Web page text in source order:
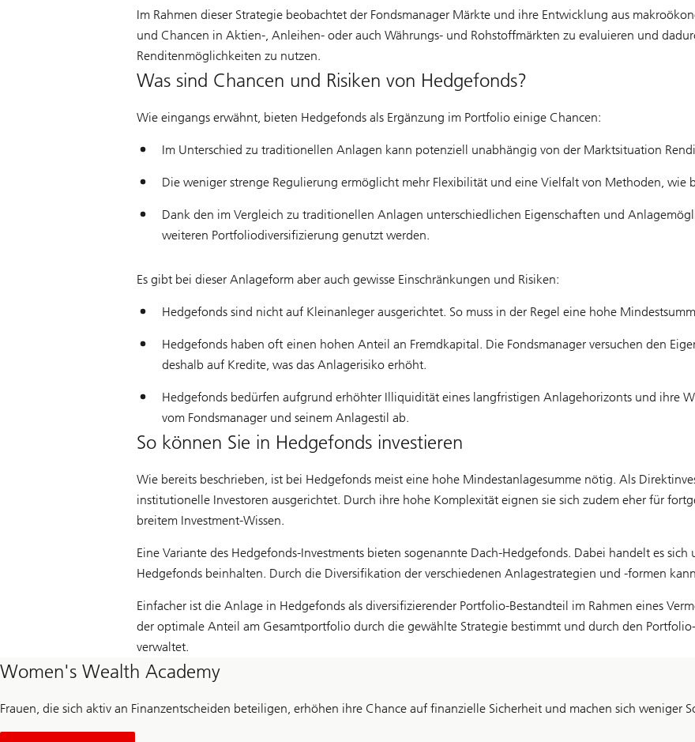
Im Rahmen dieser Strategie beobachtet der Fondsmanager Märkte und ihre Entwicklung aus
und Chancen in Aktien-, Anleihen- oder auch Währungs- und Rohstoffmärkten zu evaluieren und
Renditenmöglichkeiten zu nutzen.
Was sind Chancen und Risiken von Hedgefonds?
Wie eingangs erwähnt, bieten Hedgefonds als Ergänzung im Portfolio einige Chancen:
Im Unterschied zu traditionellen Anlagen kann potenziell unabhängig von der Marktsituation
Die weniger strenge Regulierung ermöglicht mehr Flexibilität und eine Vielfalt von Methoden, wie
Dank den im Vergleich zu traditionellen Anlagen unterschiedlichen Eigenschaften und
weiteren Portfoliodiversifizierung genutzt werden.
Es gibt bei dieser Anlageform aber auch gewisse Einschränkungen und Risiken:
Hedgefonds sind nicht auf Kleinanleger ausgerichtet. So muss in der Regel eine hohe
Hedgefonds haben oft einen hohen Anteil an Fremdkapital. Die Fondsmanager versuchen den
deshalb auf Kredite, was das Anlagerisiko erhöht.
Hedgefonds bedürfen aufgrund erhöhter Illiquidität eines langfristigen Anlagehorizonts und ihre
vom Fondsmanager und seinem Anlagestil ab.
So können Sie in Hedgefonds investieren
Wie bereits beschrieben, ist bei Hedgefonds meist eine hohe Mindestanlagesumme nötig. Als
institutionelle Investoren ausgerichtet. Durch ihre hohe Komplexität eignen sie sich zudem eher für
breitem Investment-Wissen.
Eine Variante des Hedgefonds-Investments bieten sogenannte Dach-Hedgefonds. Dabei handelt es
Hedgefonds beinhalten. Durch die Diversifikation der verschiedenen Anlagestrategien und -formen
Einfacher ist die Anlage in Hedgefonds als diversifizierender Portfolio-Bestandteil im Rahmen eines
der optimale Anteil am Gesamtportfolio durch die gewählte Strategie bestimmt und durch den
verwaltet.
Women's Wealth Academy
Frauen, die sich aktiv an Finanzentscheiden beteiligen, erhöhen ihre Chance auf finanzielle Sicherheit und machen sich weniger